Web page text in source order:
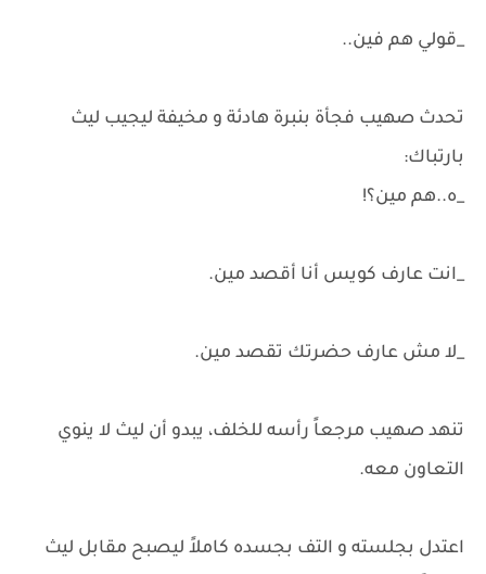
_قولي هم فين..
تحدث صهيب فجأة بنبرة هادئة و مخيفة ليجيب ليث
بارتباك:
_ه..هم مين؟!
_انت عارف كويس أنا أقصد مين.
_لا مش عارف حضرتك تقصد مين.
تنهد صهيب مرجعاً رأسه للخلف، يبدو أن ليث لا ينوي
التعاون معه.
اعتدل بجلسته و التف بجسده كاملاً ليصبح مقابل ليث